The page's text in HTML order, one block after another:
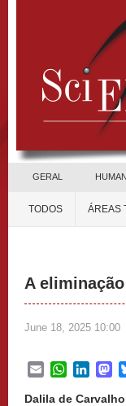
GERAL
TODOS ÁREAS
A
June 18, 2025 10:00
EmailWhatsApp
Dalila de